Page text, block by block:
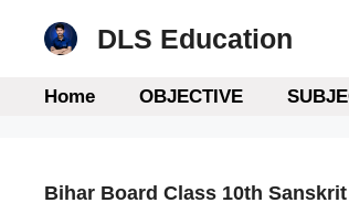
DLS Education
Home OBJECTIVE
Bihar Board Class 10th